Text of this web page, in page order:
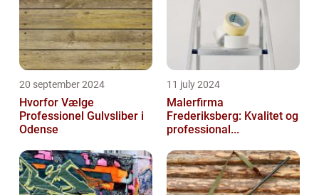
20 september 2024
Hvorfor Vælge
Professionel Gulvsliber i
Odense
11 july 2024
Malerfirma
Frederiksberg: Kvalitet og
professional...